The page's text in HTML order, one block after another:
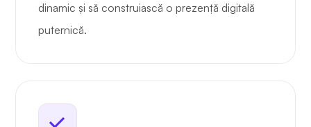
dinamic și să construiască o prezență digitală
puternică.